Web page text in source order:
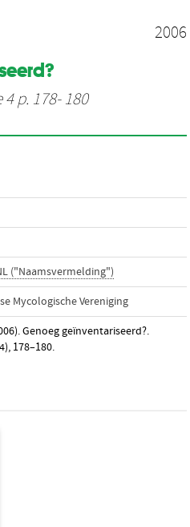
2006
p. 178- 180
("Naamsvermelding")
Mycologische Vereniging
Genoeg geïnventariseerd?.
178–180.